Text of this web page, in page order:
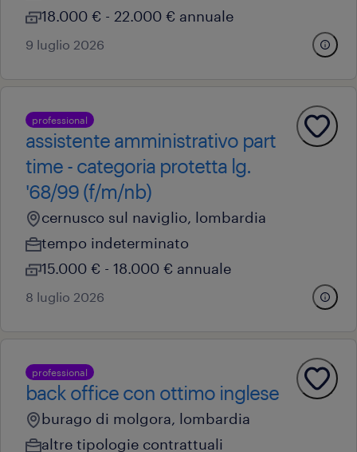
18.000 € - 22.000 € annuale
9 luglio 2026
professional
assistente amministrativo part
time - categoria protetta lg.
'68/99 (f/m/nb)
cernusco sul naviglio, lombardia
tempo indeterminato
15.000 € - 18.000 € annuale
8 luglio 2026
professional
back office con ottimo inglese
burago di molgora, lombardia
altre tipologie contrattuali